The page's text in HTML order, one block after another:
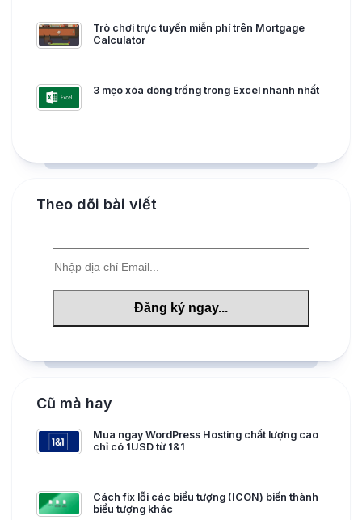
Trò chơi trực tuyến miễn phí trên Mortgage
Calculator
3 mẹo xóa dòng trống trong Excel nhanh nhất
Theo dõi bài viết
Cũ mà hay
Mua ngay WordPress Hosting chất lượng cao
chỉ có 1USD từ 1&1
Cách fix lỗi các biểu tượng (ICON) biến thành
biểu tượng khác